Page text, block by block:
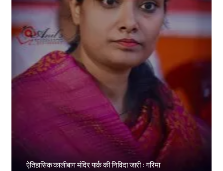
ऐतिहासिक कालीबाग मंदिर पार्क की निविदा जारी : गरिमा